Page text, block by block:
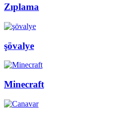
Zıplama
şövalye
Minecraft